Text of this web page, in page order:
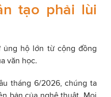
tạo phải lùi
ủng hộ lớn từ cộng đồng
văn học.
tháng 6/2026, chúng ta
bản của nghệ thuật. Mọi